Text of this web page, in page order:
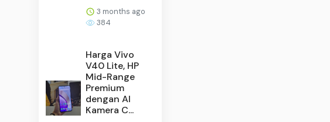
3 months ago
384
Harga Vivo
V40 Lite, HP
Mid-Range
Premium
dengan AI
Kamera C...